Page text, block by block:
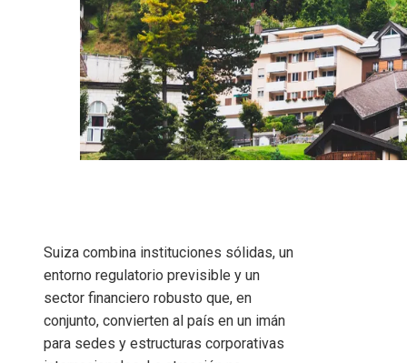
Suiza combina instituciones sólidas, un
entorno regulatorio previsible y un
sector financiero robusto que, en
conjunto, convierten al país en un imán
para sedes y estructuras corporativas